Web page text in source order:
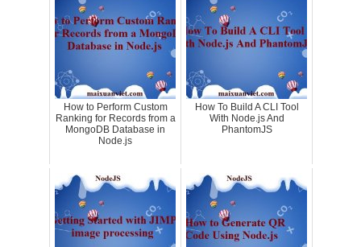
How to Perform Custom
Ranking for Records from a
MongoDB Database in
Node.js
How To Build A CLI Tool
With Node.js And
PhantomJS